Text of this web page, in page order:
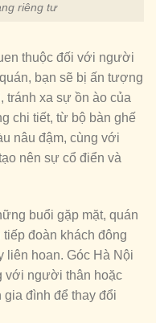
riêng tư
thuộc đối với người
bạn sẽ bị ấn tượng
tránh xa sự ồn ào của
chi tiết, từ bộ bàn ghế
nâu đậm, cùng với
nên sự cổ điển và
buổi gặp mặt, quán
đoàn khách đông
liên hoan. Góc Hà Nội
với người thân hoặc
đình để thay đổi